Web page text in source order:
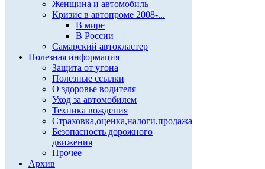
Женщина и автомобиль
Кризис в автопроме 2008-...
В мире
В России
Самарский автокластер
Полезная информация
Защита от угона
Полезные ссылки
О здоровье водителя
Уход за автомобилем
Техника вождения
Страховка,оценка,налоги,продажа
Безопасность дорожного
движения
Прочее
Архив